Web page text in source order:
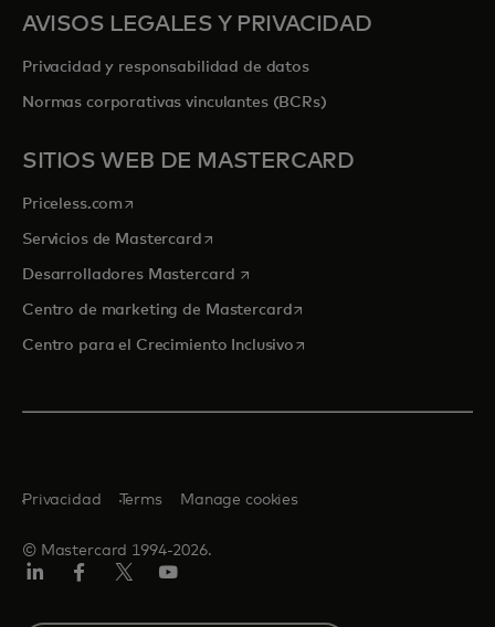
AVISOS LEGALES Y PRIVACIDAD
Privacidad y responsabilidad de datos
Normas corporativas vinculantes (BCRs)
SITIOS WEB DE MASTERCARD
Priceless.com se abre en una pestaña nueva
Servicios de Mastercardse abre en una pestaña nueva
Desarrolladores Mastercard se abre en una pestaña nueva
Centro de marketing de Mastercardse abre en una pestaña
Centro para el Crecimiento Inclusivose abre en una pestaña
© Mastercard 1994-2026.
Privacidad Terms Manage cookies